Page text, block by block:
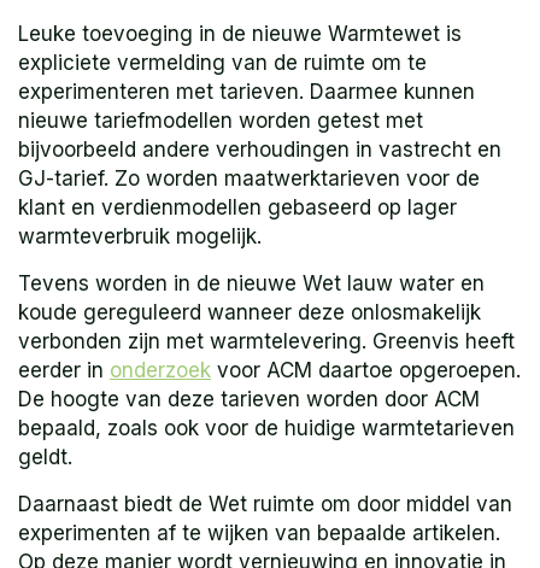
Leuke toevoeging in de nieuwe Warmtewet is
expliciete vermelding van de ruimte om te
experimenteren met tarieven. Daarmee kunnen
nieuwe tariefmodellen worden getest met
bijvoorbeeld andere verhoudingen in vastrecht en
GJ-tarief. Zo worden maatwerktarieven voor de
klant en verdienmodellen gebaseerd op lager
warmteverbruik mogelijk.
Tevens worden in de nieuwe Wet lauw water en
koude gereguleerd wanneer deze onlosmakelijk
verbonden zijn met warmtelevering. Greenvis heeft
eerder in onderzoek voor ACM daartoe opgeroepen.
De hoogte van deze tarieven worden door ACM
bepaald, zoals ook voor de huidige warmtetarieven
geldt.
Daarnaast biedt de Wet ruimte om door middel van
experimenten af te wijken van bepaalde artikelen.
Op deze manier wordt vernieuwing en innovatie in